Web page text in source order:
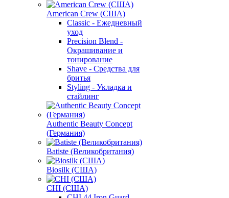
American Crew (США)
Classic - Ежедневный
уход
Precision Blend -
Окрашивание и
тонирование
Shave - Средства для
бритья
Styling - Укладка и
стайлинг
Authentic Beauty Concept
(Германия)
Batiste (Великобритания)
Biosilk (США)
CHI (США)